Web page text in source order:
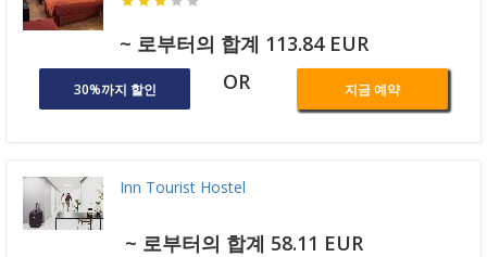
~ 로부터의 합계 113.84 EUR
30%까지 할인 OR 지금 예약
Inn Tourist Hostel
~ 로부터의 합계 58.11 EUR